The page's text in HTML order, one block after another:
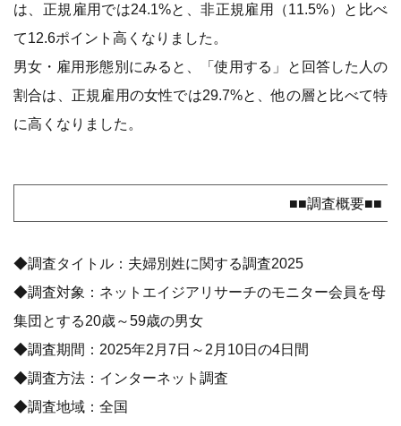
は、正規雇用では24.1%と、非正規雇用（11.5%）と比べ
て12.6ポイント高くなりました。
男女・雇用形態別にみると、「使用する」と回答した人の
割合は、正規雇用の女性では29.7%と、他の層と比べて特
に高くなりました。
■■調査概要■■
◆調査タイトル：夫婦別姓に関する調査2025
◆調査対象：ネットエイジアリサーチのモニター会員を母
集団とする20歳～59歳の男女
◆調査期間：2025年2月7日～2月10日の4日間
◆調査方法：インターネット調査
◆調査地域：全国